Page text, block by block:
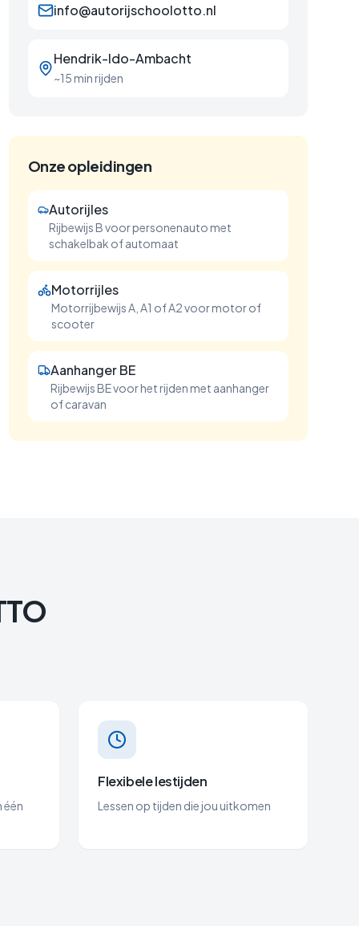
info@autorijschoolotto.nl
Hendrik-Ido-Ambacht
~15 min rijden
Onze opleidingen
Autorijles
Rijbewijs B voor personenauto met
schakelbak of automaat
Motorrijles
Motorrijbewijs A, A1 of A2 voor motor of
scooter
Aanhanger BE
Rijbewijs BE voor het rijden met aanhanger
of caravan
één
Flexibele lestijden
Lessen op tijden die jou uitkomen